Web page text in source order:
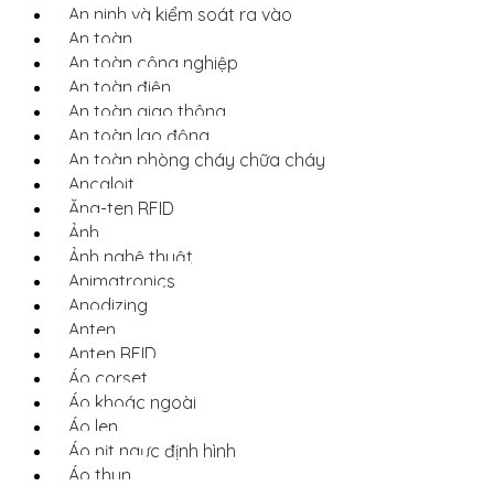
An ninh và kiểm soát ra vào
An toàn
An toàn công nghiệp
An toàn điện
An toàn giao thông
An toàn lao động
An toàn phòng cháy chữa cháy
Ancaloit
Ăng-ten RFID
Ảnh
Ảnh nghệ thuật
Animatronics
Anodizing
Anten
Anten RFID
Áo corset
Áo khoác ngoài
Áo len
Áo nịt ngực định hình
Áo thun